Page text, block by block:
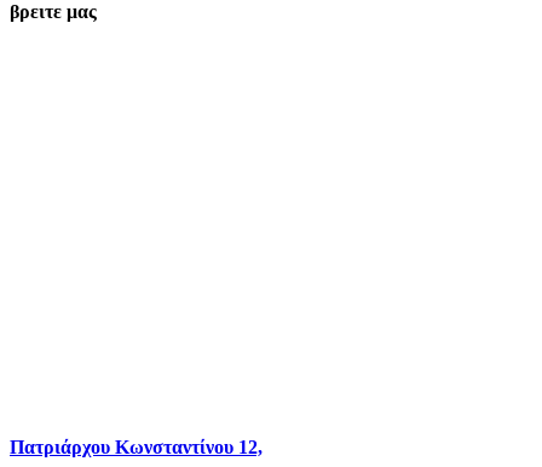
βρειτε μας
Πατριάρχου Κωνσταντίνου 12,